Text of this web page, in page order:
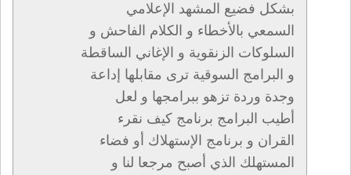
بشكل فضيع المشهد الإعلامي
السمعي بالأخطاء و الكلام الفاحش و
السلوكات الزنقوية و الإغاني الساقطة
و البرامج السوقية ترى مقابلها إداعة
وجدة وردة تزهو ببرامجها و لعل
أطيب البرامج برنامج كيف نقرء
القران و برنامج الإستهلاك أو فضاء
المستهلك الذي أصبح مرجعا لنا و